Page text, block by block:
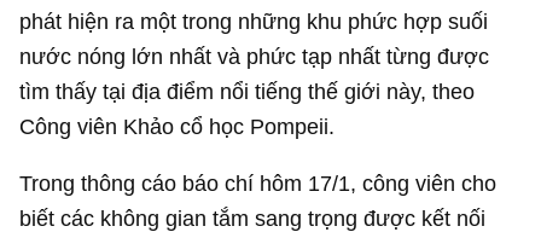
phát hiện ra một trong những khu phức hợp suối
nước nóng lớn nhất và phức tạp nhất từng được
tìm thấy tại địa điểm nổi tiếng thế giới này, theo
Công viên Khảo cổ học Pompeii.
Trong thông cáo báo chí hôm 17/1, công viên cho
biết các không gian tắm sang trọng được kết nối